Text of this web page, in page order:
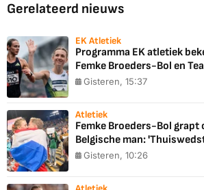
Gerelateerd nieuws
EK Atletiek
Programma EK atletiek
Femke Broeders-Bol en
Gisteren, 15:37
Atletiek
Femke Broeders-Bol
Belgische man:
Gisteren, 10:26